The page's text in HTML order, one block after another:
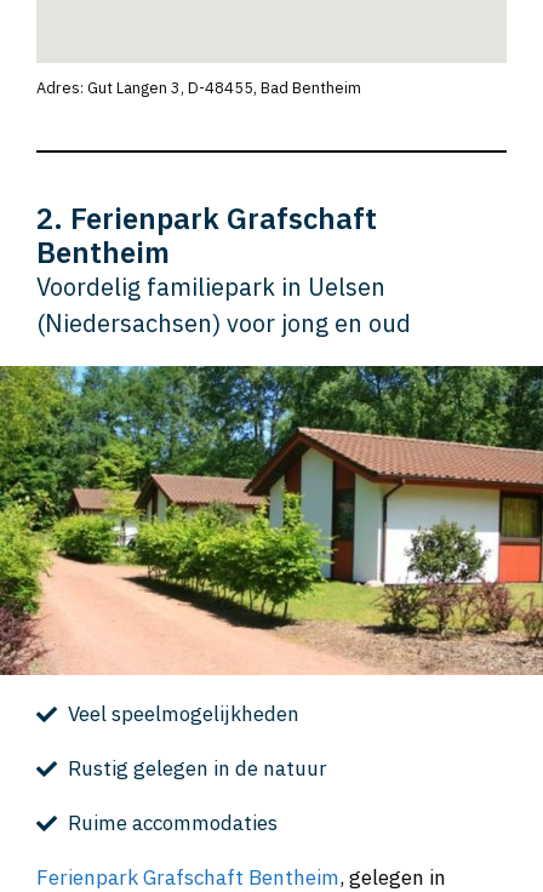
Adres: Gut Langen 3, D-48455, Bad Bentheim
2. Ferienpark Grafschaft
Bentheim
Voordelig familiepark in Uelsen
(Niedersachsen) voor jong en oud
Veel speelmogelijkheden
Rustig gelegen in de natuur
Ruime accommodaties
Ferienpark Grafschaft Bentheim, gelegen in